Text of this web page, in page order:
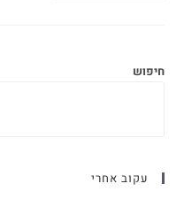
חיפוש
עקוב אחרי